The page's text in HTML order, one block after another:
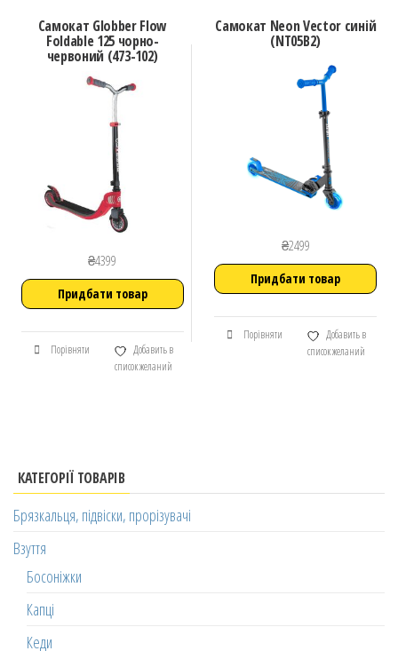
Самокат Globber Flow
Foldable 125 чорно-
червоний (473-102)
₴4399
Придбати товар
Порівняти
Добавить в
список желаний
Самокат Neon Vector синій
(NT05B2)
₴2499
Придбати товар
Порівняти
Добавить в
список желаний
КАТЕГОРІЇ ТОВАРІВ
Брязкальця, підвіски, прорізувачі
Взуття
Босоніжки
Капці
Кеди